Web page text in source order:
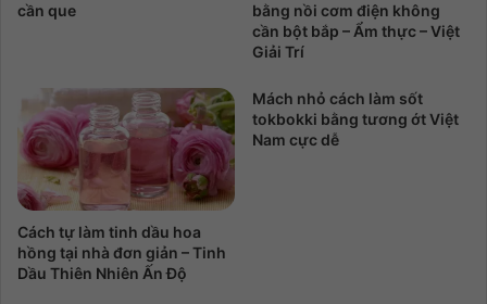
cần que
bằng nồi cơm điện không
cần bột bắp – Ẩm thực – Việt
Giải Trí
Cách tự làm tinh dầu hoa
hồng tại nhà đơn giản – Tinh
Dầu Thiên Nhiên Ấn Độ
Mách nhỏ cách làm sốt
tokbokki bằng tương ớt Việt
Nam cực dễ